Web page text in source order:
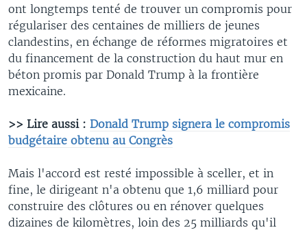
ont longtemps tenté de trouver un compromis pour
régulariser des centaines de milliers de jeunes
clandestins, en échange de réformes migratoires et
du financement de la construction du haut mur en
béton promis par Donald Trump à la frontière
mexicaine.
>> Lire aussi : Donald Trump signera le compromis
budgétaire obtenu au Congrès
Mais l'accord est resté impossible à sceller, et in
fine, le dirigeant n'a obtenu que 1,6 milliard pour
construire des clôtures ou en rénover quelques
dizaines de kilomètres, loin des 25 milliards qu'il